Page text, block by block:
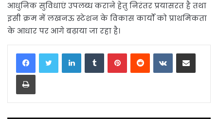
आधुनिक सुविधाएं उपलब्ध कराने हेतु निरंतर प्रयासरत है तथा
इसी क्रम में लखनऊ स्टेशन के विकास कार्यों को प्राथमिकता
के आधार पर आगे बढ़ाया जा रहा है।
LinkedInTumblrPinterestReddit VKontakteShare via Email
Print